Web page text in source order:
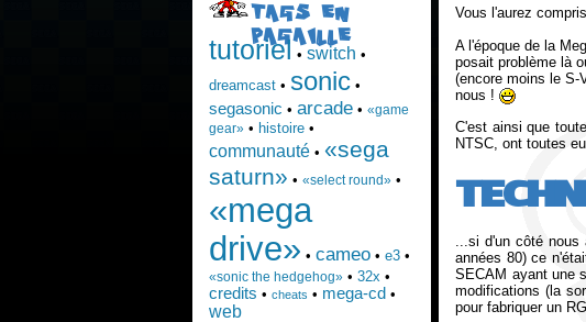
Vous l'aurez
A l'époque de la
posait problème là
(encore moins le S-
nous !
C'est ainsi que
NTSC, ont toutes
...si d'un côté
années 80) ce
SECAM ayant une
modifications (la
pour fabriquer un
TAGS EN
PAGAILLE
tutoriel •switch •
dreamcast • sonic •
segasonic •arcade •«game
gear» • histoire •
communauté •«sega
saturn» •«select round» •
«mega
drive» •cameo •e3 •
«sonic the hedgehog» •32x •
credits •cheats • mega-cd •
web